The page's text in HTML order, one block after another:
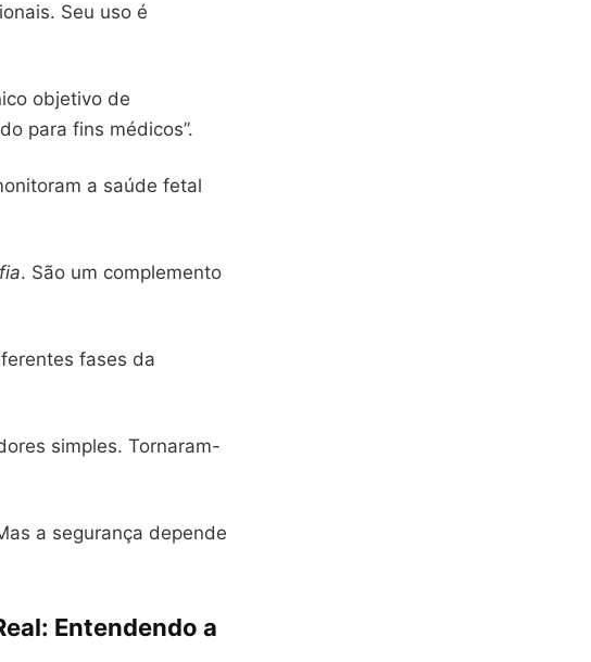
Seu uso é
objetivo de
para fins médicos”.
a saúde fetal
. São um complemento
fases da
simples. Tornaram-
a segurança depende
Entendendo a